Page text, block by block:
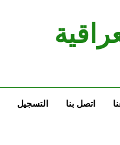
اتصل بنا التسجيل